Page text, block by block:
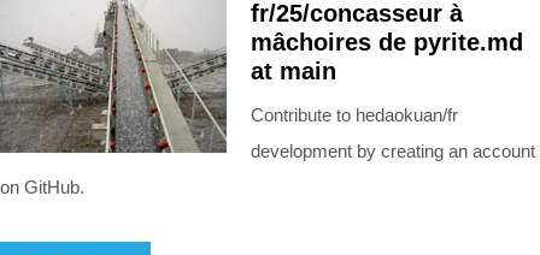
fr/25/concasseur à
mâchoires de pyrite.md
at main
Contribute to hedaokuan/fr
development by creating an account
on GitHub.